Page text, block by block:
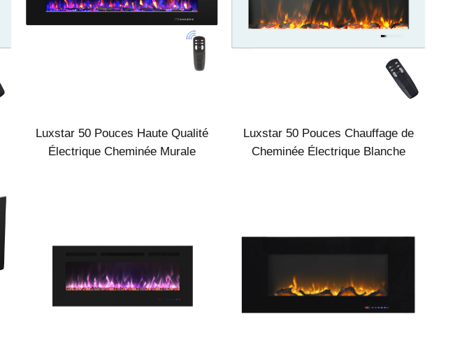
Luxstar 50 Pouces Haute Qualité
Électrique Cheminée Murale
Luxstar 50 Pouces Chauffage de
Cheminée Électrique Blanche